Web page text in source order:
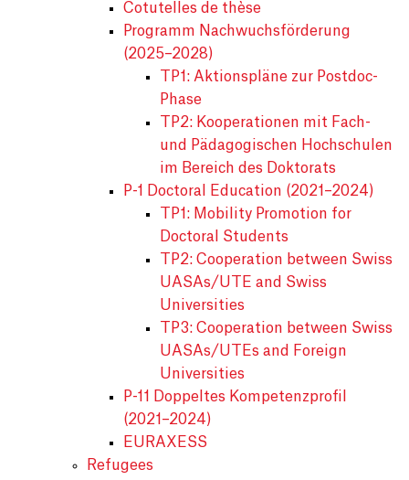
Cotutelles de thèse
Programm Nachwuchsförderung
(2025–2028)
TP1: Aktionspläne zur Postdoc-
Phase
TP2: Kooperationen mit Fach-
und Pädagogischen Hochschulen
im Bereich des Doktorats
P-1 Doctoral Education (2021–2024)
TP1: Mobility Promotion for
Doctoral Students
TP2: Cooperation between Swiss
UASAs/UTE and Swiss
Universities
TP3: Cooperation between Swiss
UASAs/UTEs and Foreign
Universities
P-11 Doppeltes Kompetenzprofil
(2021–2024)
EURAXESS
Refugees